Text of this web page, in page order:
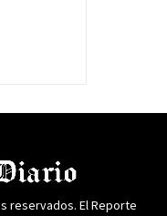
reservados. El Reporte